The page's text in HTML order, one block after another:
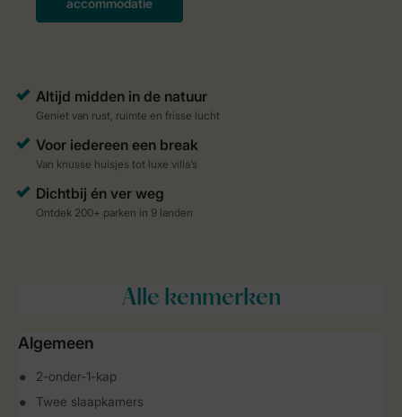
Alle kenmerken
Algemeen
2-onder-1-kap
Twee slaapkamers